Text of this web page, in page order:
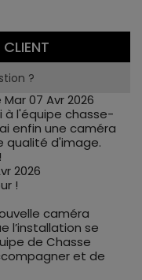
?
Mar 07 Avr 2026
à l'équipe chasse-
enfin une caméra
qualité d'image.
2026
!
caméra
l’installation se
de Chasse
et de